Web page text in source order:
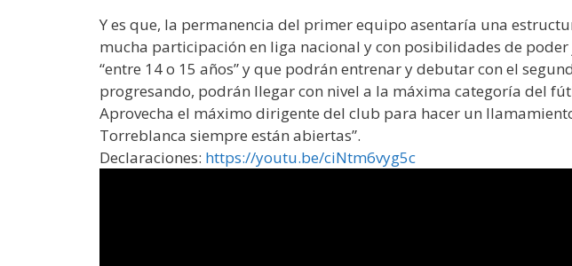
Y es que, la permanencia del primer equipo asentaría una
mucha participación en liga nacional y con posibilidades de
“entre 14 o 15 años” y que podrán entrenar y debutar con el
progresando, podrán llegar con nivel a la máxima categoría del
Aprovecha el máximo dirigente del club para hacer un
Torreblanca siempre están abiertas”.
Declaraciones: https://youtu.be/ciNtm6vyg5c